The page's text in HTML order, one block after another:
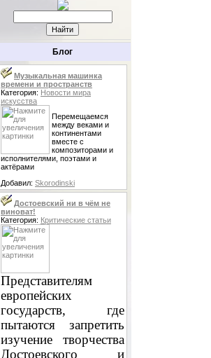
Блог
Музыкальная машинка
времени и пространств
Категория: Новости мира
искусства
Перемещаемся
между веками и
континентами
вместе с
композиторами и
исполнителями, поэтами и
актёрами
Добавил: Skorodinski
Достоевский ни в чём не
виноват!
Категория: Критические статьи
Представителям
европейских
государств, где
пытаются запретить
изучение творчества
Достоевского и